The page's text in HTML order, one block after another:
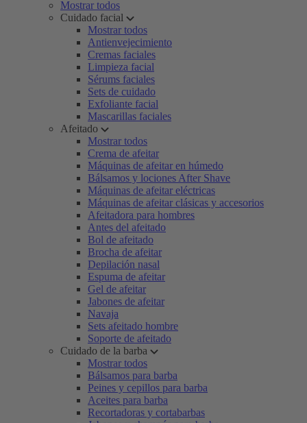
Mostrar todos
Cuidado facial
Mostrar todos
Antienvejecimiento
Cremas faciales
Limpieza facial
Sérums faciales
Sets de cuidado
Exfoliante facial
Mascarillas faciales
Afeitado
Mostrar todos
Crema de afeitar
Máquinas de afeitar en húmedo
Bálsamos y lociones After Shave
Máquinas de afeitar eléctricas
Máquinas de afeitar clásicas y accesorios
Afeitadora para hombres
Antes del afeitado
Bol de afeitado
Brocha de afeitar
Depilación nasal
Espuma de afeitar
Gel de afeitar
Jabones de afeitar
Navaja
Sets afeitado hombre
Soporte de afeitado
Cuidado de la barba
Mostrar todos
Bálsamos para barba
Peines y cepillos para barba
Aceites para barba
Recortadoras y cortabarbas